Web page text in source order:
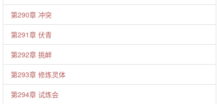
第290章 冲突
第291章 伏青
第292章 挑衅
第293章 修炼灵体
第294章 试炼会